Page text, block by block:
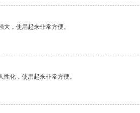
，使用起来非常方便。
性化，使用起来非常方便。